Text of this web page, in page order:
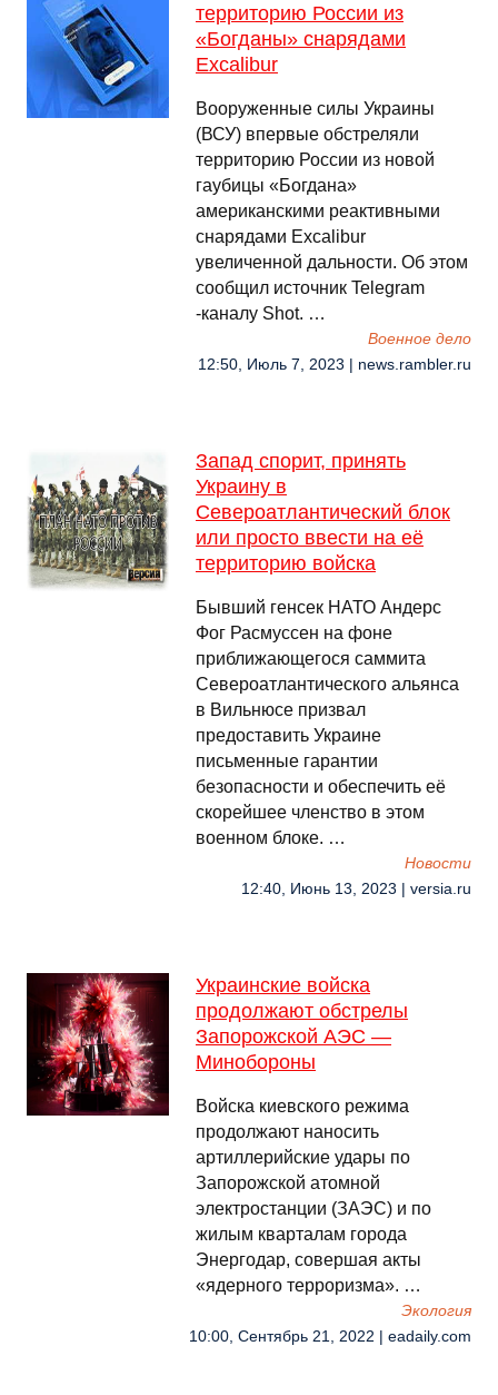
территорию России из
«Богданы» снарядами
Excalibur
Вооруженные силы Украины
(ВСУ) впервые обстреляли
территорию России из новой
гаубицы «Богдана»
американскими реактивными
снарядами Excalibur
увеличенной дальности. Об этом
сообщил источник Telegram
-каналу Shot. …
Военное дело
12:50, Июль 7, 2023 | news.rambler.ru
Запад спорит, принять
Украину в
Североатлантический блок
или просто ввести на её
территорию войска
Бывший генсек НАТО Андерс
Фог Расмуссен на фоне
приближающегося саммита
Североатлантического альянса
в Вильнюсе призвал
предоставить Украине
письменные гарантии
безопасности и обеспечить её
скорейшее членство в этом
военном блоке. …
Новости
12:40, Июнь 13, 2023 | versia.ru
Украинские войска
продолжают обстрелы
Запорожской АЭС —
Минобороны
Войска киевского режима
продолжают наносить
артиллерийские удары по
Запорожской атомной
электростанции (ЗАЭС) и по
жилым кварталам города
Энергодар, совершая акты
«ядерного терроризма». …
Экология
10:00, Сентябрь 21, 2022 | eadaily.com